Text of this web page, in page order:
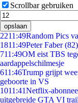
Scrollbar gebruiken
opslaan
2211:49Random Pics
1811:49Peter Faber
711:49OM eist TBS
aardappelschilmesje
611:46Trump grijpt
geboorte in VS
1011:41Netflix-
uitgebreide GTA VI